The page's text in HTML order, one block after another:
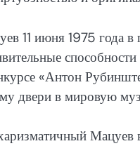
11 июня 1975 года в
«Антон
двери в мировую
Мацуев